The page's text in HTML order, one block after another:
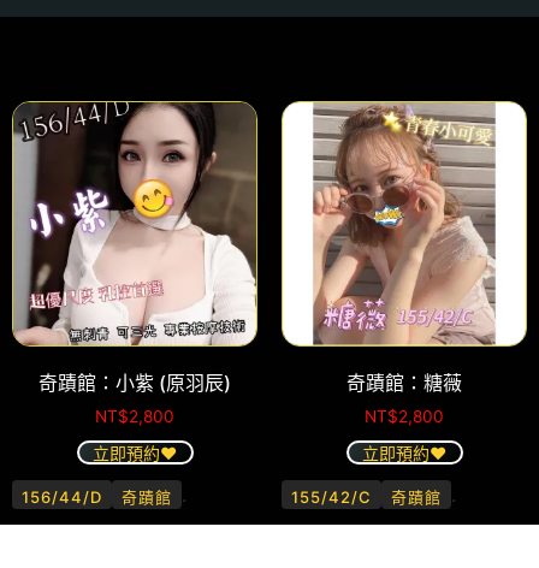
奇蹟館：小紫 (原羽辰)
NT$2,800
立即預約❤️
156/44/D 奇蹟館 .
奇蹟館：糖薇
NT$2,800
立即預約❤️
155/42/C 奇蹟館 .